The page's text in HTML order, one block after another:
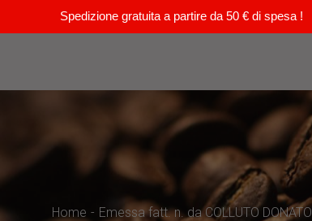
Spedizione gratuita a partire da 50 € di spesa !
Home Emessa fatt. n. da COLLUTO DONATO